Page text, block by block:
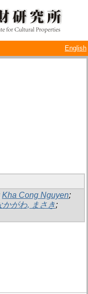
English
Kha Cong Nguyen;
かがわ, まさき;